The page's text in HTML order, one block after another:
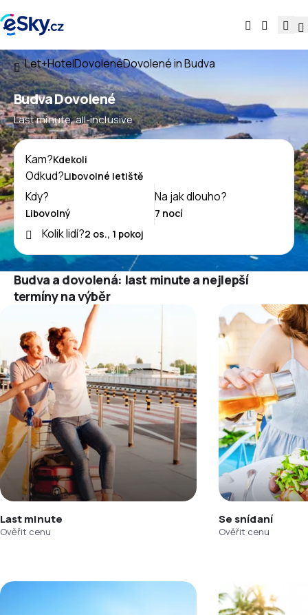
Let+HotelDovolenéDovolené in Budva
Budva Dovolené
Last minute, all-inclusive
Kam?
Odkud?
Kdy?
Na jak dlouho?
Kolik lidí?
Budva a dovolená: last minute a nejlepší
termíny na výběr
Last minute
Ověřit cenu
Se snídaní
Ověřit cenu